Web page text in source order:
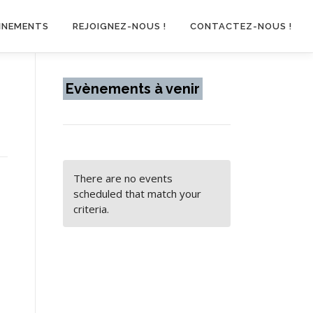
REJOIGNEZ-NOUS ! CONTACTEZ-NOUS !
Evènements à venir
There are no events
scheduled that match your
criteria.